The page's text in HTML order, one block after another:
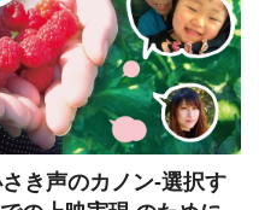
き声のカノン-選択す